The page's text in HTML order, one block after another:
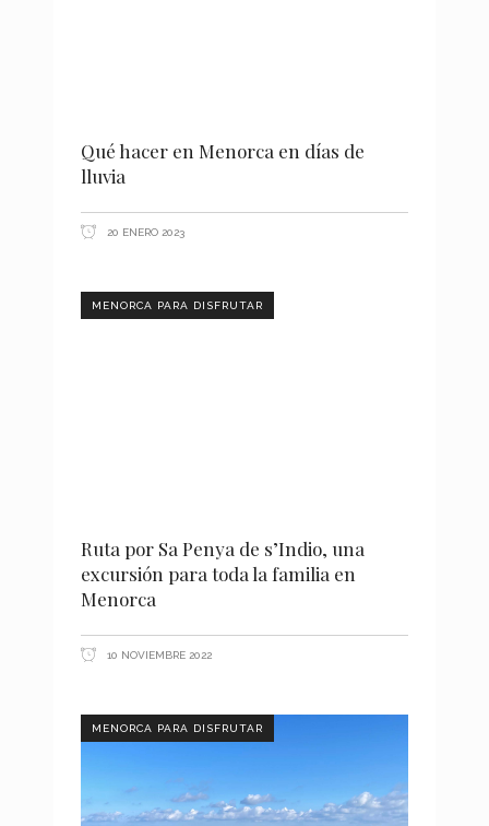
Qué hacer en Menorca en días de
lluvia
20 ENERO 2023
MENORCA PARA DISFRUTAR
Ruta por Sa Penya de s’Indio, una
excursión para toda la familia en
Menorca
10 NOVIEMBRE 2022
MENORCA PARA DISFRUTAR